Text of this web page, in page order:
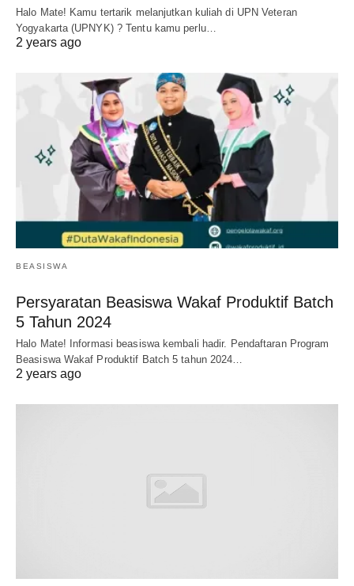
Halo Mate! Kamu tertarik melanjutkan kuliah di UPN Veteran
Yogyakarta (UPNYK) ? Tentu kamu perlu…
2 years ago
BEASISWA
Persyaratan Beasiswa Wakaf Produktif Batch
5 Tahun 2024
Halo Mate! Informasi beasiswa kembali hadir. Pendaftaran Program
Beasiswa Wakaf Produktif Batch 5 tahun 2024…
2 years ago